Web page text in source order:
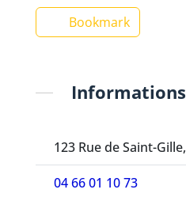
Bookmark
123 Rue de Saint-
04 66 01 10 73